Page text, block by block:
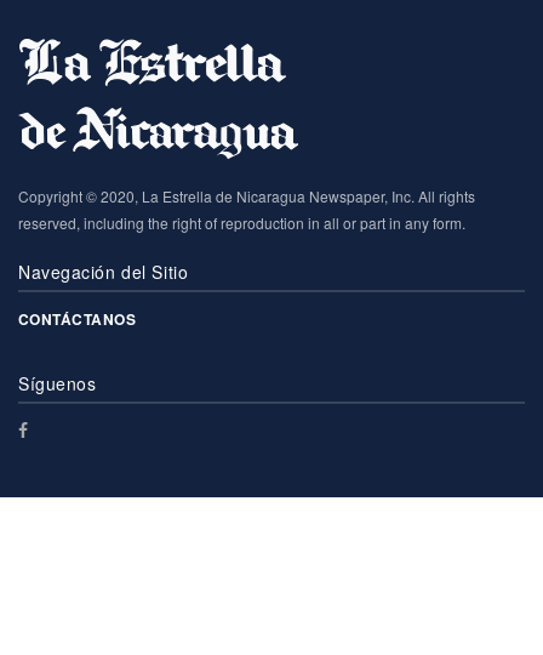
Copyright © 2020, La Estrella de Nicaragua Newspaper, Inc. All rights
reserved, including the right of reproduction in all or part in any form.
Navegación del Sitio
CONTÁCTANOS
Síguenos